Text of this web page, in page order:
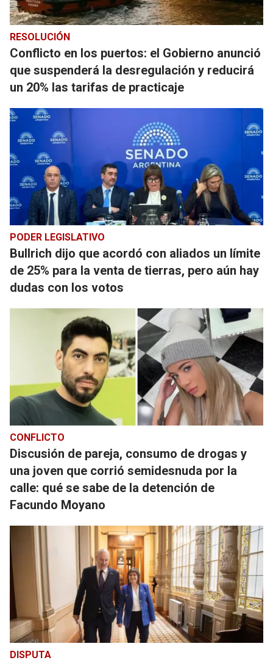
RESOLUCIÓN
Conflicto en los puertos: el Gobierno anunció
que suspenderá la desregulación y reducirá
un 20% las tarifas de practicaje
PODER LEGISLATIVO
Bullrich dijo que acordó con aliados un límite
de 25% para la venta de tierras, pero aún hay
dudas con los votos
CONFLICTO
Discusión de pareja, consumo de drogas y
una joven que corrió semidesnuda por la
calle: qué se sabe de la detención de
Facundo Moyano
DISPUTA